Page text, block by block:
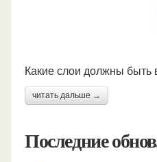
Какие слои должны быть
читать дальше →
Последние